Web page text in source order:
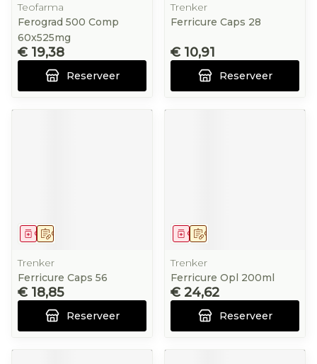
Teofarma
Ferograd 500 Comp
60x525mg
€ 19,38
Reserveer
Trenker
Ferricure Caps 28
€ 10,91
Reserveer
Op voorschrift
Geneesmiddel
Trenker
Ferricure Caps 56
€ 18,85
Reserveer
Op voorschrift
Geneesmiddel
Trenker
Ferricure Opl 200ml
€ 24,62
Reserveer